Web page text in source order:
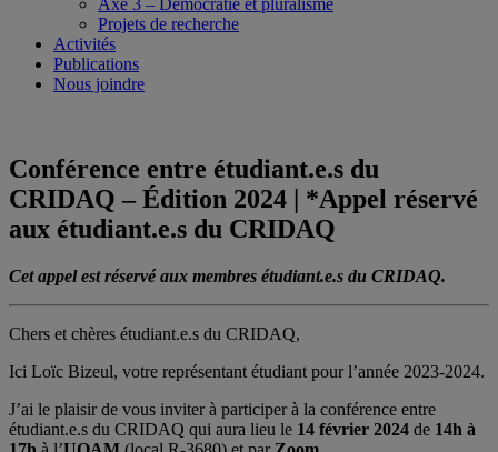
Axe 3 – Démocratie et pluralisme
Projets de recherche
Activités
Publications
Nous joindre
Conférence entre étudiant.e.s du
CRIDAQ – Édition 2024 | *Appel réservé
aux étudiant.e.s du CRIDAQ
Cet appel est réservé aux membres étudiant.e.s du CRIDAQ.
Chers et chères étudiant.e.s du CRIDAQ,
Ici Loïc Bizeul, votre représentant étudiant pour l’année 2023-2024.
J’ai le plaisir de vous inviter à participer à la conférence entre
étudiant.e.s du CRIDAQ qui aura lieu le 14 février 2024 de 14h à